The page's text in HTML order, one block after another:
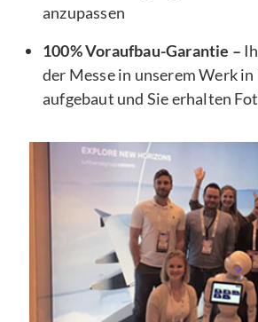
anzupassen
100% Voraufbau-Garantie –
der Messe in unserem Werk
aufgebaut und Sie erhalten